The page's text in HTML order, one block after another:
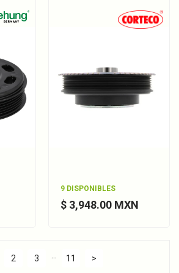
9 DISPONIBLES
$ 3,948.00 MXN
2 3 11 >